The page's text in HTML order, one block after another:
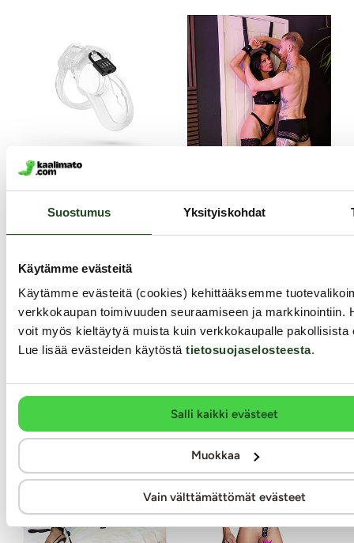
Suostumus Yksityiskohdat
Käytämme evästeitä
Käytämme evästeitä (cookies) kehittääksemme
verkkokaupan toimivuuden seuraamiseen ja markkinointiin.
voit myös kieltäytyä muista kuin verkkokaupalle pakollisista
Lue lisää evästeiden käytöstä tietosuojaselosteesta.
Salli kaikki evästeet
Muokkaa
Vain välttämättömät evästeet
Lockdown
Siveysvyö, S-koko,
kirkas
Suosittu Lockdown Chastity
uudessa kirkkaassa värissä!
Läpinäkyvä malli tuo
visuaalisesti kiihottavaa
piristystä alistamisleikkeihin.
Lockdown Chastity Cage on
siveysvyö...
36.99 €
Cross the Threshold
- Ovikahlesetti
SEI MIO:n sidontasetti on
erittäin helppokäyttöinen:
heität vain kapulat oven yli ja
pujotat oven ali, ovi kiinni,
sidottava ovea vasten, ranne-
kiristys! Thats It...
39.99 € 79.99 €